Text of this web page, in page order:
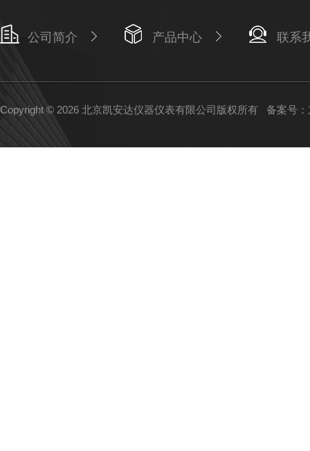
公司简介 产品中心 联系
Copyright © 2026 北京凯安达仪器仪表有限公司版权所有 备案号